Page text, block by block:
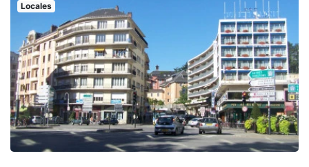
Locales